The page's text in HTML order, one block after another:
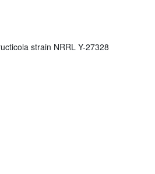
strain NRRL Y-27328